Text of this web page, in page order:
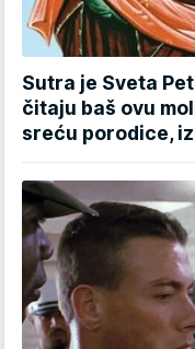
Sutra je Sveta
čitaju baš ovu
sreću porodice,